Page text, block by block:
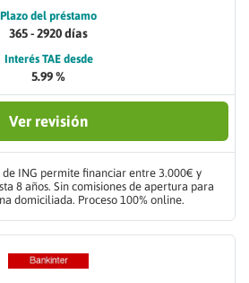
Plazo del préstamo
365 - 2920 días
Interés TAE desde
5.99 %
Ver revisión
ING permite financiar entre 3.000€ y
8 años. Sin comisiones de apertura para
domiciliada. Proceso 100% online.